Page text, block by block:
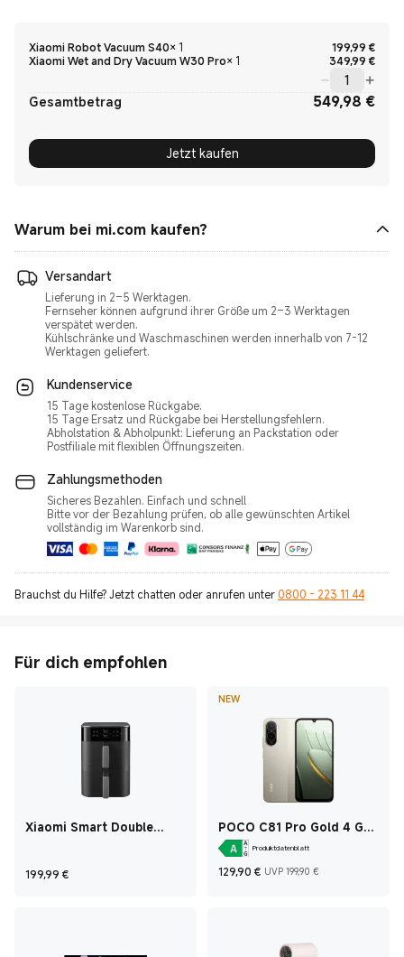
Xiaomi Robot Vacuum S40× 1 199,99 €
Xiaomi Wet and Dry Vacuum W30 Pro× 1 349,99 €
Gesamtbetrag 549,98 €
Jetzt kaufen
Warum bei mi.com kaufen?
Versandart
Lieferung in 2–5 Werktagen.
Fernseher können aufgrund ihrer Größe um 2–3 Werktagen
verspätet werden.
Kühlschränke und Waschmaschinen werden innerhalb von 7-12
Werktagen geliefert.
Kundenservice
15 Tage kostenlose Rückgabe.
15 Tage Ersatz und Rückgabe bei Herstellungsfehlern.
Abholstation & Abholpunkt: Lieferung an Packstation oder
Postfiliale mit flexiblen Öffnungszeiten.
Zahlungsmethoden
Sicheres Bezahlen. Einfach und schnell
Bitte vor der Bezahlung prüfen, ob alle gewünschten Artikel
vollständig im Warenkorb sind.
Brauchst du Hilfe? Jetzt chatten oder anrufen unter 0800 - 223 11 44
Für dich empfohlen
Xiaomi Smart Double
199,99 € Current Price €199,99
NEW
POCO C81 Pro Gold 4 GB
+ 128 GBProduktdatenblatt
129,90 € Current Price
UVP 199,90 €